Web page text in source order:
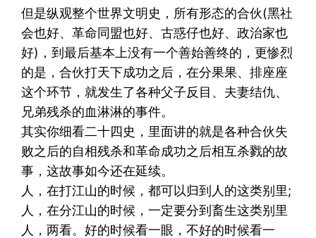
但是纵观整个世界文明史，所有形态的合伙(黑社
会也好、革命同盟也好、古惑仔也好、政治家也
好)，到最后基本上没有一个善始善终的，更惨烈
的是，合伙打天下成功之后，在分果果、排座座
这个环节，就发生了各种父子反目、夫妻结仇、
兄弟残杀的血淋淋的事件。
其实你细看二十四史，里面讲的就是各种合伙失
败之后的自相残杀和革命成功之后相互杀戮的故
事，这故事如今还在延续。
人，在打江山的时候，都可以归到人的这类别里;
人，在分江山的时候，一定要分到畜生这类别里
人，两看。好的时候看一眼，不好的时候看一